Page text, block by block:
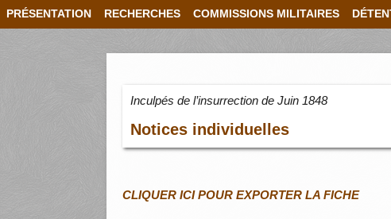
PRÉSENTATION RECHERCHES COMMISSIONS MILITAIRES
Inculpés de l’insurrection de Juin 1848
Notices individuelles
CLIQUER ICI POUR EXPORTER LA FICHE